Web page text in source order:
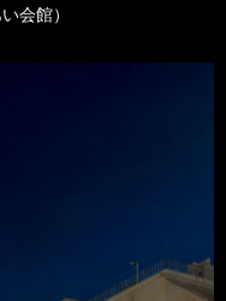
会館）